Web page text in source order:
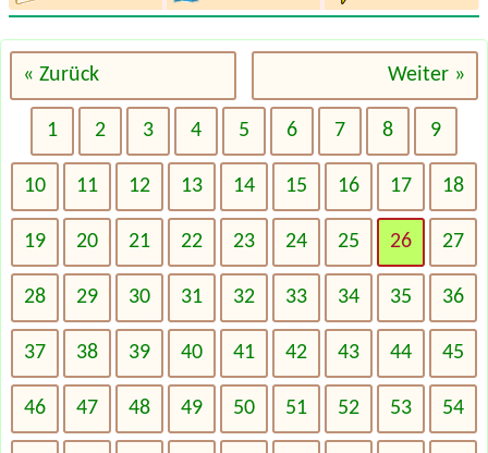
« Zurück Weiter »
1 2 3 4 5 6 7 8 9
10 11 12 13 14 15 16 17 18
19 20 21 22 23 24 25 26 27
28 29 30 31 32 33 34 35 36
37 38 39 40 41 42 43 44 45
46 47 48 49 50 51 52 53 54